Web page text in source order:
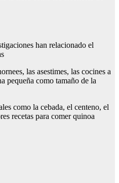
han relacionado el
las asestimes, las cocines a
pequeña como tamaño de la
como la cebada, el centeno, el
recetas para comer quinoa